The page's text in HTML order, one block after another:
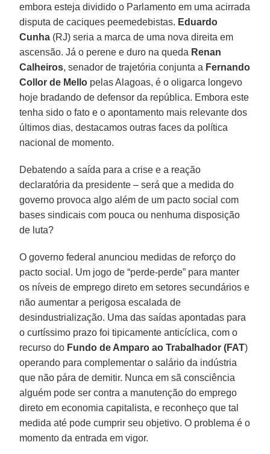
embora esteja dividido o Parlamento em uma acirrada
disputa de caciques peemedebistas. Eduardo
Cunha (RJ) seria a marca de uma nova direita em
ascensão. Já o perene e duro na queda Renan
Calheiros, senador de trajetória conjunta a Fernando
Collor de Mello pelas Alagoas, é o oligarca longevo
hoje bradando de defensor da república. Embora este
tenha sido o fato e o apontamento mais relevante dos
últimos dias, destacamos outras faces da política
nacional de momento.
Debatendo a saída para a crise e a reação
declaratória da presidente – será que a medida do
governo provoca algo além de um pacto social com
bases sindicais com pouca ou nenhuma disposição
de luta?
O governo federal anunciou medidas de reforço do
pacto social. Um jogo de “perde-perde” para manter
os níveis de emprego direto em setores secundários e
não aumentar a perigosa escalada de
desindustrialização. Uma das saídas apontadas para
o curtíssimo prazo foi tipicamente anticíclica, com o
recurso do Fundo de Amparo ao Trabalhador (FAT)
operando para complementar o salário da indústria
que não pára de demitir. Nunca em sã consciência
alguém pode ser contra a manutenção do emprego
direto em economia capitalista, e reconheço que tal
medida até pode cumprir seu objetivo. O problema é o
momento da entrada em vigor.